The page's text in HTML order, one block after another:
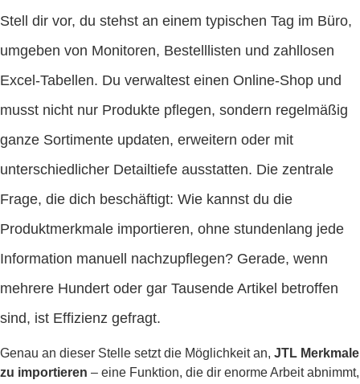
Stell dir vor, du stehst an einem typischen Tag im Büro,
umgeben von Monitoren, Bestelllisten und zahllosen
Excel-Tabellen. Du verwaltest einen Online-Shop und
musst nicht nur Produkte pflegen, sondern regelmäßig
ganze Sortimente updaten, erweitern oder mit
unterschiedlicher Detailtiefe ausstatten. Die zentrale
Frage, die dich beschäftigt: Wie kannst du die
Produktmerkmale importieren, ohne stundenlang jede
Information manuell nachzupflegen? Gerade, wenn
mehrere Hundert oder gar Tausende Artikel betroffen
sind, ist Effizienz gefragt.
Genau an dieser Stelle setzt die Möglichkeit an, JTL Merkmale
zu importieren – eine Funktion, die dir enorme Arbeit abnimmt,